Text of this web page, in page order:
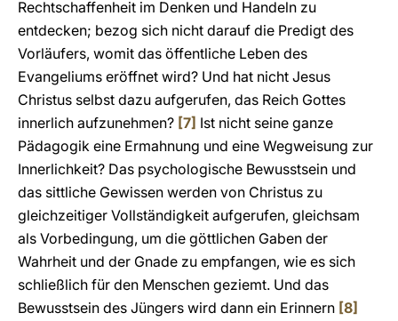
Rechtschaffenheit im Denken und Handeln zu
entdecken; bezog sich nicht darauf die Predigt des
Vorläufers, womit das öffentliche Leben des
Evangeliums eröffnet wird? Und hat nicht Jesus
Christus selbst dazu aufgerufen, das Reich Gottes
innerlich aufzunehmen? [7] Ist nicht seine ganze
Pädagogik eine Ermahnung und eine Wegweisung zur
Innerlichkeit? Das psychologische Bewusstsein und
das sittliche Gewissen werden von Christus zu
gleichzeitiger Vollständigkeit aufgerufen, gleichsam
als Vorbedingung, um die göttlichen Gaben der
Wahrheit und der Gnade zu empfangen, wie es sich
schließlich für den Menschen geziemt. Und das
Bewusstsein des Jüngers wird dann ein Erinnern [8]